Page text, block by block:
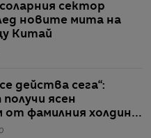
сектор
новите мита на
Китай
действа сега“:
ясен
фамилния холдинг